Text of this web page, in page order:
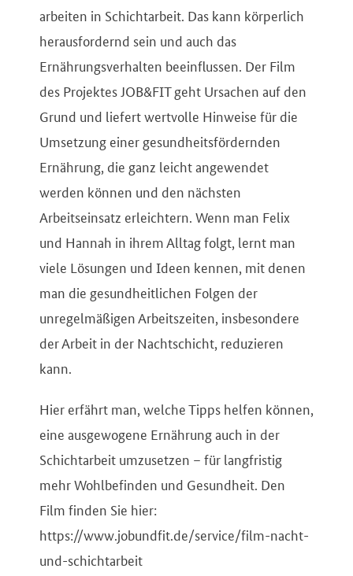
arbeiten in Schichtarbeit. Das kann körperlich
herausfordernd sein und auch das
Ernährungsverhalten beeinflussen. Der Film
des Projektes JOB&FIT geht Ursachen auf den
Grund und liefert wertvolle Hinweise für die
Umsetzung einer gesundheitsfördernden
Ernährung, die ganz leicht angewendet
werden können und den nächsten
Arbeitseinsatz erleichtern. Wenn man Felix
und Hannah in ihrem Alltag folgt, lernt man
viele Lösungen und Ideen kennen, mit denen
man die gesundheitlichen Folgen der
unregelmäßigen Arbeitszeiten, insbesondere
der Arbeit in der Nachtschicht, reduzieren
kann.
Hier erfährt man, welche Tipps helfen können,
eine ausgewogene Ernährung auch in der
Schichtarbeit umzusetzen – für langfristig
mehr Wohlbefinden und Gesundheit. Den
Film finden Sie hier:
https://www.jobundfit.de/service/film-nacht-
und-schichtarbeit